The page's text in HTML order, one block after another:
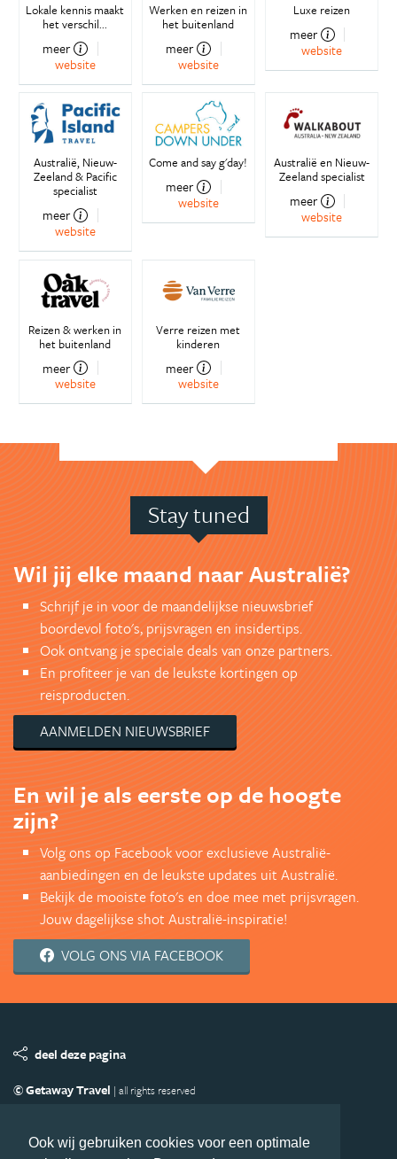
Ook wij gebruiken cookies voor een optimale
Lokale kennis maakt
het verschil...
meer
website
Werken en reizen in
het buitenland
meer
website
Luxe reizen
meer
website
Australië, Nieuw-
Zeeland & Pacific
specialist
meer
website
Come and say g'day!
meer
website
Australië en Nieuw-
Zeeland specialist
meer
website
Reizen & werken in
het buitenland
meer
website
Verre reizen met
kinderen
meer
website
Stay tuned
Wil jij elke maand naar Australië?
Schrijf je in voor de maandelijkse nieuwsbrief
boordevol foto's, prijsvragen en insidertips.
Ook ontvang je speciale deals van onze partners.
En profiteer je van de leukste kortingen op
reisproducten.
AANMELDEN NIEUWSBRIEF
En wil je als eerste op de hoogte
zijn?
Volg ons op Facebook voor exclusieve Australië-
aanbiedingen en de leukste updates uit Australië.
Bekijk de mooiste foto's en doe mee met prijsvragen.
Jouw dagelijkse shot Australië-inspiratie!
VOLG ONS VIA FACEBOOK
deel deze pagina
© Getaway Travel | all rights reserved
Copyright
Privacy statement Disclaimer Cookies